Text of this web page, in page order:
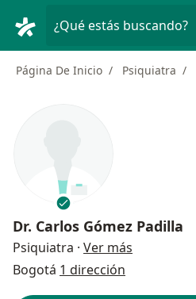
¿Qué estás buscando?
Página De Inicio Psiquiatra
Dr. Carlos Gómez Padilla
Psiquiatra · Ver más
Bogotá 1 dirección